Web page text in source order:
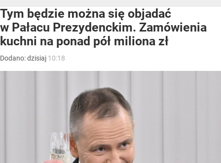
Tym będzie można się objadać
w Pałacu Prezydenckim. Zamówienia
kuchni na ponad pół miliona zł
Dodano:dzisiaj 10:18